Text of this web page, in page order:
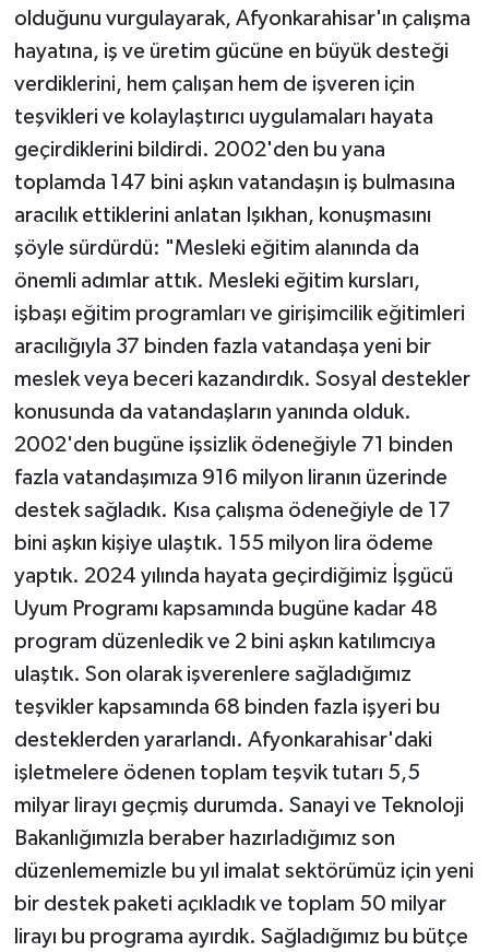
olduğunu vurgulayarak, Afyonkarahisar'ın çalışma
hayatına, iş ve üretim gücüne en büyük desteği
verdiklerini, hem çalışan hem de işveren için
teşvikleri ve kolaylaştırıcı uygulamaları hayata
geçirdiklerini bildirdi. 2002'den bu yana
toplamda 147 bini aşkın vatandaşın iş bulmasına
aracılık ettiklerini anlatan Işıkhan, konuşmasını
şöyle sürdürdü: "Mesleki eğitim alanında da
önemli adımlar attık. Mesleki eğitim kursları,
işbaşı eğitim programları ve girişimcilik eğitimleri
aracılığıyla 37 binden fazla vatandaşa yeni bir
meslek veya beceri kazandırdık. Sosyal destekler
konusunda da vatandaşların yanında olduk.
2002'den bugüne işsizlik ödeneğiyle 71 binden
fazla vatandaşımıza 916 milyon liranın üzerinde
destek sağladık. Kısa çalışma ödeneğiyle de 17
bini aşkın kişiye ulaştık. 155 milyon lira ödeme
yaptık. 2024 yılında hayata geçirdiğimiz İşgücü
Uyum Programı kapsamında bugüne kadar 48
program düzenledik ve 2 bini aşkın katılımcıya
ulaştık. Son olarak işverenlere sağladığımız
teşvikler kapsamında 68 binden fazla işyeri bu
desteklerden yararlandı. Afyonkarahisar'daki
işletmelere ödenen toplam teşvik tutarı 5,5
milyar lirayı geçmiş durumda. Sanayi ve Teknoloji
Bakanlığımızla beraber hazırladığımız son
düzenlememizle bu yıl imalat sektörümüz için yeni
bir destek paketi açıkladık ve toplam 50 milyar
lirayı bu programa ayırdık. Sağladığımız bu bütçe